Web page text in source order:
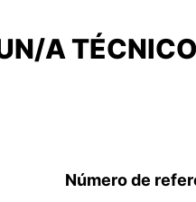
A TÉCNICO
Número de